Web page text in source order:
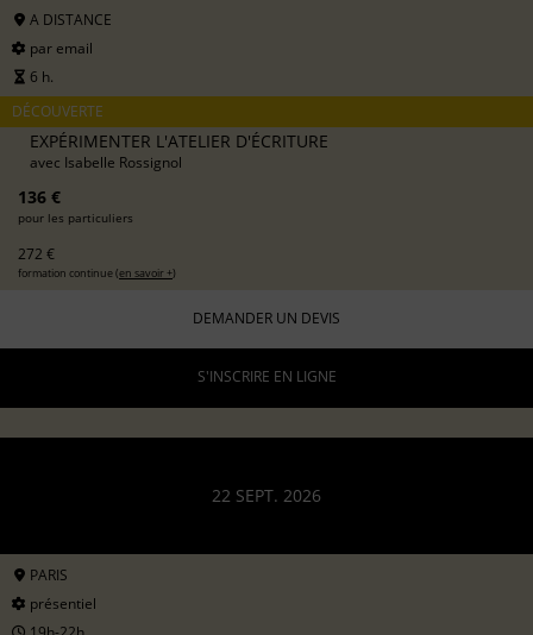
A DISTANCE
par email
6 h.
DÉCOUVERTE
EXPÉRIMENTER L'ATELIER D'ÉCRITURE
avec Isabelle Rossignol
136 €
pour les particuliers
272 €
formation continue (en savoir +)
DEMANDER UN DEVIS
S'INSCRIRE EN LIGNE
22 SEPT. 2026
PARIS
présentiel